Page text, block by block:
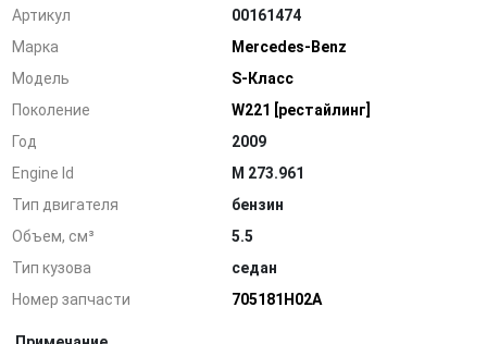
Артикул
00161474
Марка
Mercedes-Benz
Модель
S-Класс
Поколение
W221 [рестайлинг]
Год
2009
Engine Id
M 273.961
Тип двигателя
бензин
Объем, см³
5.5
Тип кузова
седан
Номер запчасти
705181H02A